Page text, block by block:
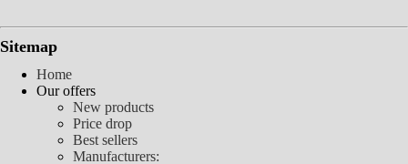
Sitemap
Home
Our offers
New products
Price drop
Best sellers
Manufacturers: